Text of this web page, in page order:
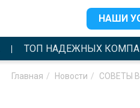
НАШИ
ТОП НАДЕЖНЫХ
Главная Новости СОВЕТЫ